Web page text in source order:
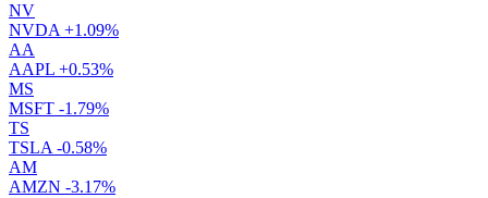
NV
NVDA +1.09%
AA
AAPL +0.53%
MS
MSFT -1.79%
TS
TSLA -0.58%
AM
AMZN -3.17%